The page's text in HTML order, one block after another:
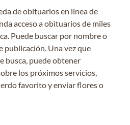
de obituarios en línea de
acceso a obituarios de miles
Puede buscar por nombre o
publicación. Una vez que
busca, puede obtener
los próximos servicios,
favorito y enviar flores o